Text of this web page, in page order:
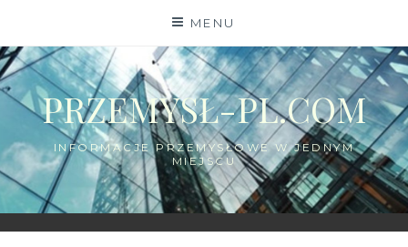
content
MENU
PRZEMYSŁ-PL.COM
INFORMACJE PRZEMYSŁOWE W JEDNYM
MIEJSCU